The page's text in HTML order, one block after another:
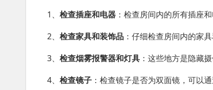
1、 检查插座和电器 ：检查房间内的所有插座
2、 检查家具和装饰品 ：仔细检查房间内的家
3、 检查烟雾报警器和灯具 ：这些地方是隐藏
4、 检查镜子 ：检查镜子是否为双面镜，可以